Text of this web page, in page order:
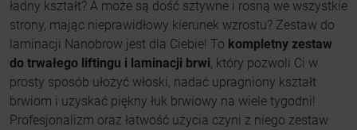
ładny kształt? A może są dość sztywne i rosną we wszystkie
strony, mając nieprawidłowy kierunek wzrostu? Zestaw do
laminacji Nanobrow jest dla Ciebie! To kompletny zestaw
do trwałego liftingu i laminacji brwi , który pozwoli Ci w
prosty sposób ułożyć włoski, nadać upragniony kształt
brwiom i uzyskać piękny łuk brwiowy na wiele tygodni!
Profesjonalizm oraz łatwość użycia czyni z niego zestaw